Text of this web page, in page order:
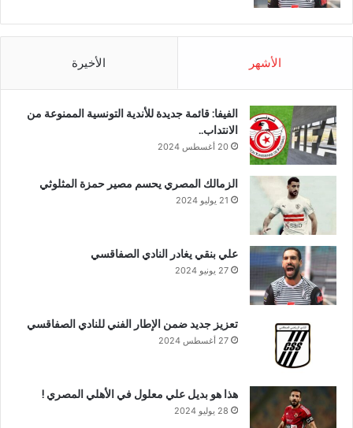
الأشهر الأخيرة
الفيفا: قائمة جديدة للأندية التونسية الممنوعة من
الانتداب..
20 أغسطس 2024
الزمالك المصري يحسم مصير حمزة المثلوثي
21 يوليو 2024
علي بنقي يغادر النادي الصفاقسي
27 يونيو 2024
تعزيز جديد ضمن الإطار الفني للنادي الصفاقسي
27 أغسطس 2024
هذا هو بديل علي معلول في الأهلي المصري !
28 يوليو 2024